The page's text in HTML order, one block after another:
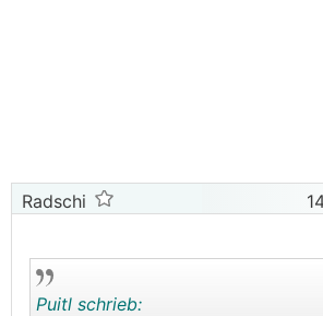
Radschi
Puitl schrieb: